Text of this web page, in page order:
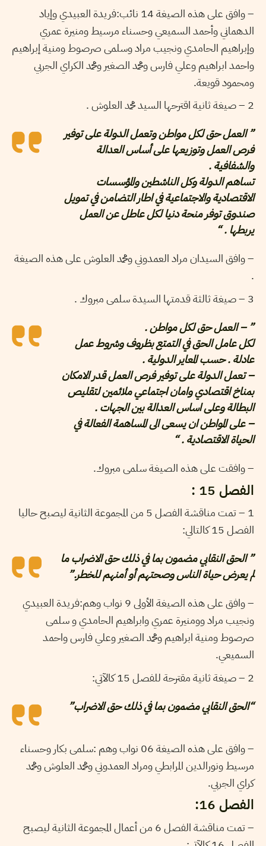
– وافق على هذه الصيغة 14 نائب:فريدة العبيدي وإياد
الدهماني وأحمد السميعي وحسناء مرسيط ومنيرة عمري
وإبراهيم الحامدي ونجيب مراد وسلمى صرصوط ومنية إبراهيم
واحمد ابراهيم وعلي فارس ومحمد الصغير ومحمد الكراي الجربي
ومحمود قويعة.
2 – صيغة ثانية اقترحها السيد محمد العلوش .
” العمل حق لكل مواطن وتعمل الدولة على توفير
فرص العمل وتوزيعها على أساس العدالة
والشفافية .
تساهم الدولة وكل الناشطين والمؤسسات
الاقتصادية والاجتماعية في اطار التضامن في تمويل
صندوق توفر منحة دنيا لكل عاطل عن العمل
يربطها . “
– وافق السيدان مراد العمدوني ومحمد العلوش على هذه الصيغة
.
3 – صيغة ثالثة قدمتها السيدة سلمى مبروك .
” – العمل حق لكل مواطن .
لكل عامل الحق في التمتع بظروف وشروط عمل
عادلة . حسب المعاير الدولية .
– تعمل الدولة على توفير فرص العمل قدر الامكان
بمناخ اقتصادي وامان اجتماعي ملائمين لتقليص
البطالة وعلى اساس العدالة بين الجهات .
– على المواطن ان يسعى الى المساهمة الفعالة في
الحياة الاقتصادية . “
– وافقت على هذه الصيغة سلمى مبروك.
الفصل 15 :
1 – تمت مناقشة الفصل 5 من المجموعة الثانية ليصبح حاليا
الفصل 15 كالتالي:
” الحق النقابي مضمون بما في ذلك حق الاضراب ما
لم يعرض حياة الناس وصحتهم أو أمنهم للخطر.”
– وافق على هذه الصيغة الأولى 9 نواب وهم:فريدة العبيدي
ونجيب مراد وومنيرة عمري وابراهيم الحامدي و سلمى
صرصوط ومنية ابراهيم ومحمد الصغير وعلي فارس واحمد
السميعي.
2 – صيغة ثانية مقترحة للفصل 15 كالآتي:
“الحق النقابي مضمون بما في ذلك حق الاضراب”
– وافق على هذه الصيغة 06 نواب وهم :سلمى بكار وحسناء
مرسيط ونورالدين المرابطي ومراد العمدوني ومحمد العلوش ومحمد
كراي الجربي.
الفصل 16:
– تمت مناقشة الفصل 6 من أعمال المجموعة الثانية ليصبح